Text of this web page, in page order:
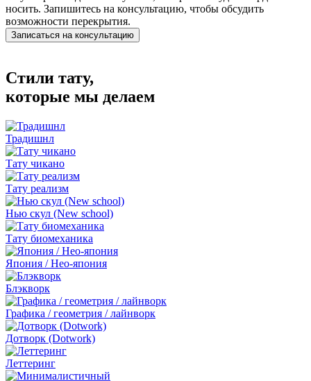
носить. Запишитесь на консультацию, чтобы обсудить
возможности перекрытия.
Записаться на консультацию
Стили тату,
которые мы делаем
Традишнл
Тату чикано
Тату реализм
Нью скул (New school)
Тату биомеханика
Япония / Нео-япония
Блэкворк
Графика / геометрия / лайнворк
Дотворк (Dotwork)
Леттеринг